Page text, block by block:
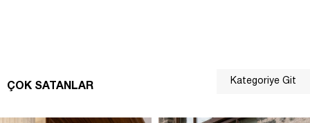
ÇOK SATANLAR
Kategoriye Git